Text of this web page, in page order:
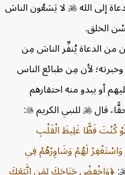
اللهلا يَسَعُون الناسَ
يُنفِّر الناسَ مِن
لأن مِن طبائع الناس
يبدو منه احتقارهم
للنبي الكريم
:
فَظًّا غَلِيظَ الْقَلْبِ
لَهُمْ وَشَاوِرْهُمْ فِي